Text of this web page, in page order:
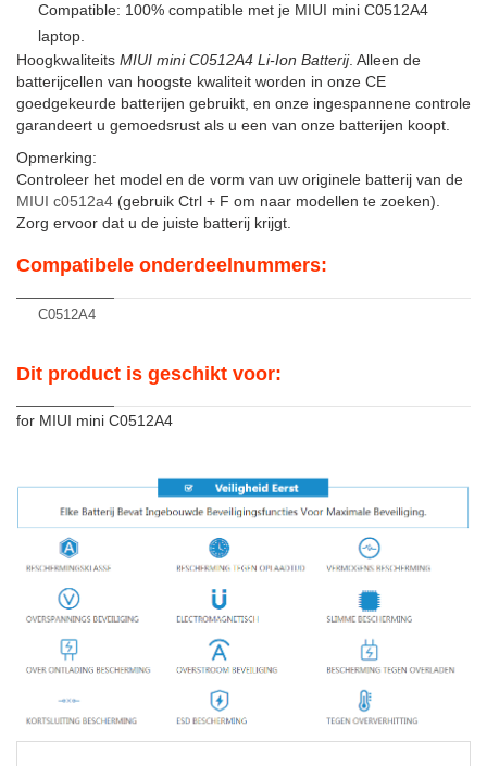
Compatible: 100% compatible met je MIUI mini C0512A4
laptop.
Hoogkwaliteits MIUI mini C0512A4 Li-Ion Batterij. Alleen de
batterijcellen van hoogste kwaliteit worden in onze CE
goedgekeurde batterijen gebruikt, en onze ingespannene controle
garandeert u gemoedsrust als u een van onze batterijen koopt.
Opmerking:
Controleer het model en de vorm van uw originele batterij van de
MIUI c0512a4 (gebruik Ctrl + F om naar modellen te zoeken).
Zorg ervoor dat u de juiste batterij krijgt.
Compatibele onderdeelnummers:
C0512A4
Dit product is geschikt voor:
for MIUI mini C0512A4